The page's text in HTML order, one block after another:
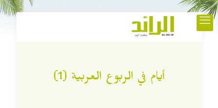
أيام في الربوع العربية (1)